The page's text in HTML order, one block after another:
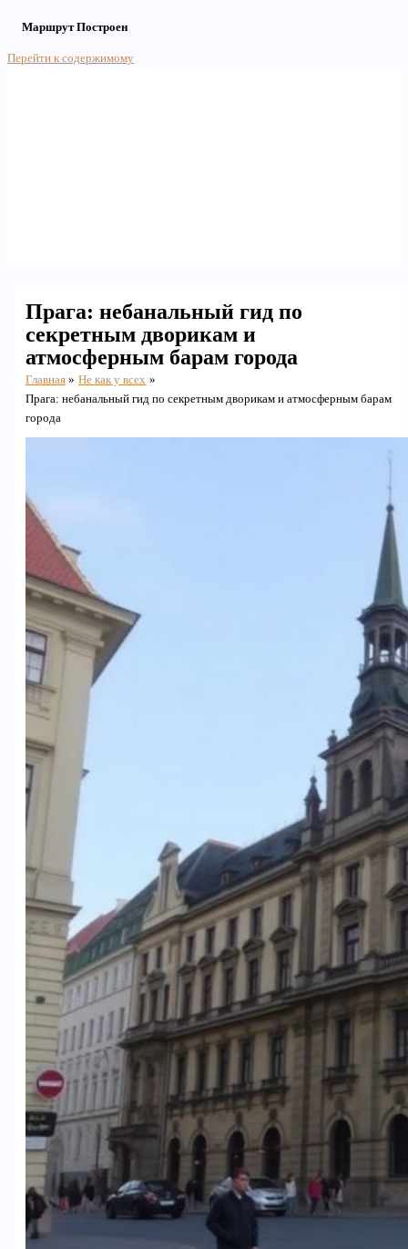
Маршрут Построен
Перейти к содержимому
Прага: небанальный гид по
секретным дворикам и
атмосферным барам города
Главная
Не как у всех
Прага: небанальный гид по секретным дворикам и атмосферным барам
города